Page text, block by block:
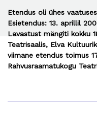
Etendus oli ühes
Esietendus: 13. aprillil
Lavastust mängiti kokku
Teatrisaalis, Elva
viimane etendus toimus
Rahvusraamatukogu